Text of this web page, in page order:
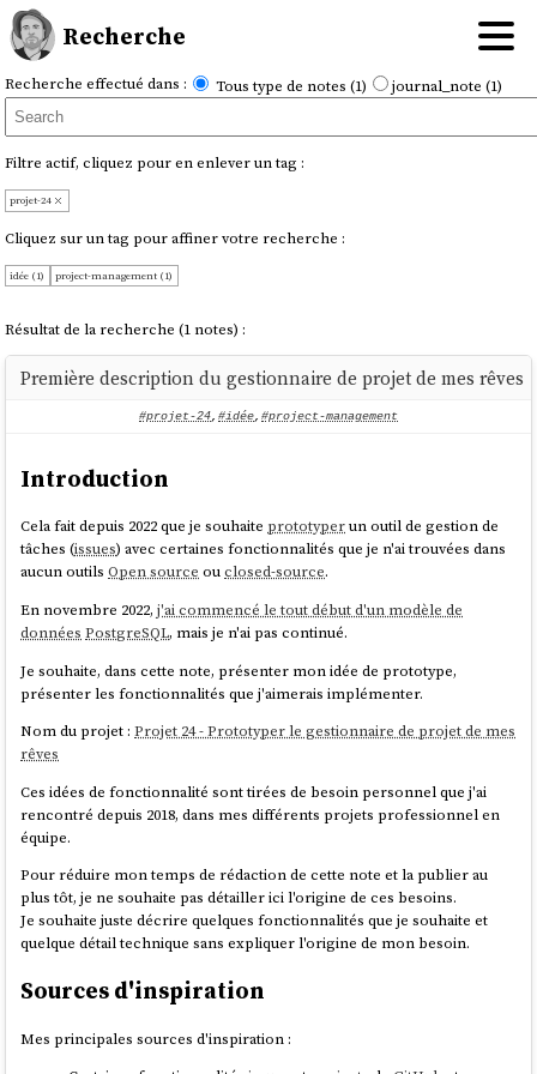
Recherche
Recherche effectué dans : Tous type de notes (1) journal_note (1)
Filtre actif, cliquez pour en enlever un tag :
projet-24
Cliquez sur un tag pour affiner votre recherche :
idée (1) project-management (1)
Résultat de la recherche (1 notes) :
Première description du gestionnaire de projet de mes rêves
#projet-24, #idée, #project-management
Introduction
Cela fait depuis 2022 que je souhaite prototyperun outil de gestion de
tâches (issues) avec certaines fonctionnalités que je n'ai trouvées dans
aucun outilsOpen source ouclosed-source.
En novembre 2022,j'ai commencé le tout début d'un modèle de
données PostgreSQL, mais je n'ai pas continué.
Je souhaite, dans cette note, présenter mon idée de prototype,
présenter les fonctionnalités que j'aimerais implémenter.
Nom du projet :Projet 24 - Prototyper le gestionnaire de projet de mes
rêves
Ces idées de fonctionnalité sont tirées de besoin personnel que j'ai
rencontré depuis 2018, dans mes différents projets professionnel en
équipe.
Pour réduire mon temps de rédaction de cette note et la publier au
plus tôt, je ne souhaite pas détailler ici l'origine de ces besoins.
Je souhaite juste décrire quelques fonctionnalités que je souhaite et
quelque détail technique sans expliquer l'origine de mon besoin.
Sources d'inspiration
Mes principales sources d'inspiration :